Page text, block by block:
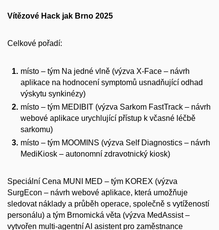
Vítězové Hack jak Brno 2025
Celkové pořadí:
místo – tým Na jedné vlně (výzva X-Face – návrh
aplikace na hodnocení symptomů usnadňující odhad
výskytu synkinézy)
místo – tým MEDIBIT (výzva Sarkom FastTrack – návrh
webové aplikace urychlující přístup k včasné léčbě
sarkomu)
místo – tým MOOMINS (výzva Self Diagnostics – návrh
MediKiosk – autonomní zdravotnický kiosk)
Speciální Cena MUNI MED – tým KOREX (výzva
SurgEcon – návrh webové aplikace, která umožňuje
sledovat náklady a průběh operace, společně s vytížeností
personálu) a tým Brnomická věta (výzva MedAssist –
vytvořen multi-agentní AI asistent pro zaměstnance